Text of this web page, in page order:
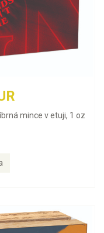
mince v etuji, 1 oz